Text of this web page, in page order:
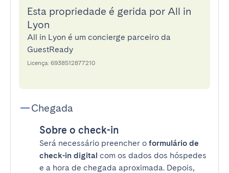
Esta propriedade é gerida por All in
Lyon
All in Lyon é um concierge parceiro da
GuestReady
Licença: 6938512877210
Chegada
Sobre o check-in
Será necessário preencher o formulário de
check-in digital com os dados dos hóspedes
e a hora de chegada aproximada. Depois,